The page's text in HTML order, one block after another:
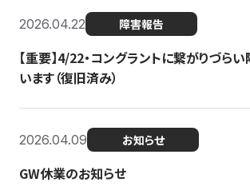
2026.04.22 障害報告
【重要】4/22・コングラントに繋がりづら
います（復旧済み）
2026.04.09 お知らせ
GW休業のお知らせ